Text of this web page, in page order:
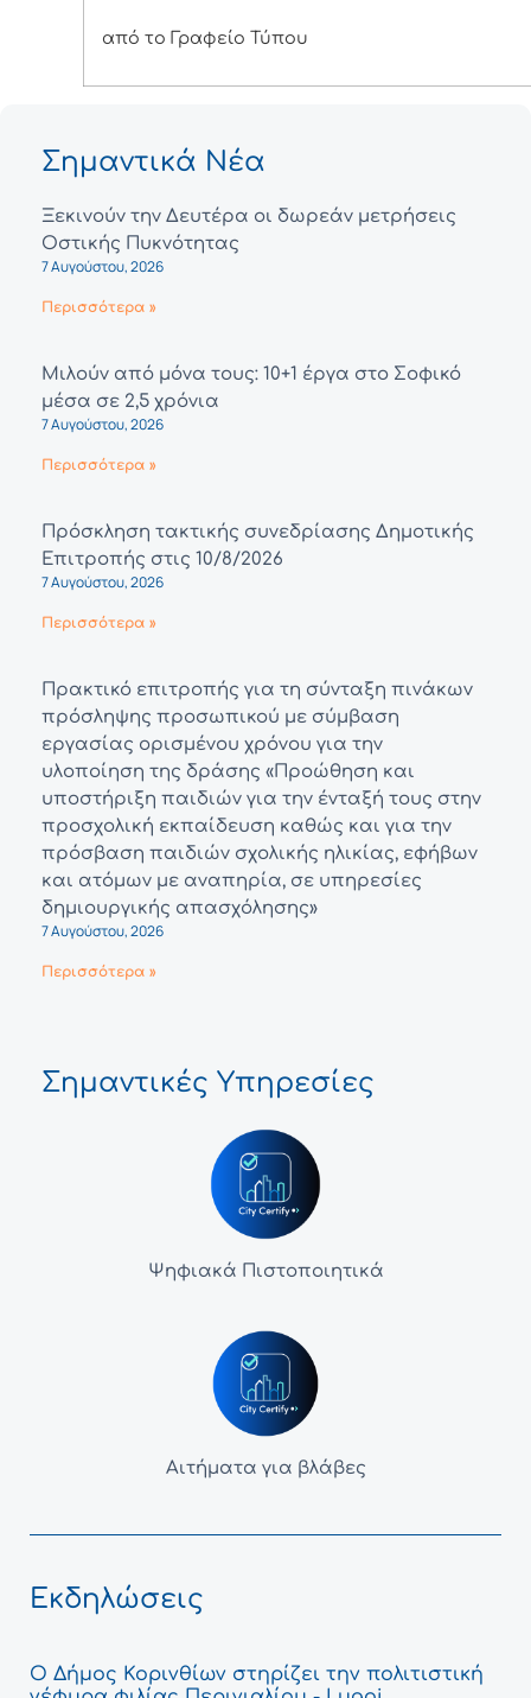
από το Γραφείο Τύπου
Σημαντικά Νέα
Ξεκινούν την Δευτέρα οι δωρεάν μετρήσεις
Οστικής Πυκνότητας
7 Αυγούστου, 2026
Περισσότερα »
Μιλούν από μόνα τους: 10+1 έργα στο Σοφικό
μέσα σε 2,5 χρόνια
7 Αυγούστου, 2026
Περισσότερα »
Πρόσκληση τακτικής συνεδρίασης Δημοτικής
Επιτροπής στις 10/8/2026
7 Αυγούστου, 2026
Περισσότερα »
Πρακτικό επιτροπής για τη σύνταξη πινάκων
πρόσληψης προσωπικού με σύμβαση
εργασίας ορισμένου χρόνου για την
υλοποίηση της δράσης «Προώθηση και
υποστήριξη παιδιών για την ένταξή τους στην
προσχολική εκπαίδευση καθώς και για την
πρόσβαση παιδιών σχολικής ηλικίας, εφήβων
και ατόμων με αναπηρία, σε υπηρεσίες
δημιουργικής απασχόλησης»
7 Αυγούστου, 2026
Περισσότερα »
Σημαντικές Υπηρεσίες
Ψηφιακά Πιστοποιητικά
Αιτήματα για βλάβες
Εκδηλώσεις
Ο Δήμος Κορινθίων στηρίζει την πολιτιστική